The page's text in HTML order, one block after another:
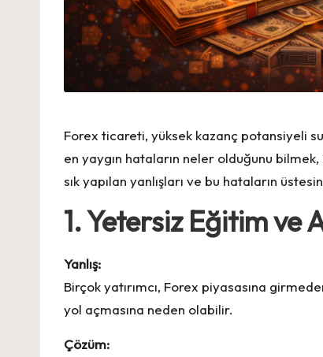
Forex ticareti, yüksek kazanç potansiyeli
en yaygın hataların neler olduğunu
sık yapılan yanlışları ve bu hataların
1. Yetersiz Eğitim ve
Yanlış:
Birçok yatırımcı, Forex piyasasına
yol açmasına neden olabilir.
Çözüm: